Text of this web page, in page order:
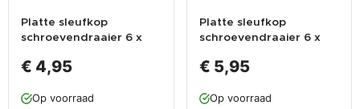
Platte sleufkop
schroevendraaier 6 x
levenslange garantie
€ 4,95
Op voorraad
Platte sleufkop
schroevendraaier 6 x
levenslange garantie
€ 5,95
Op voorraad